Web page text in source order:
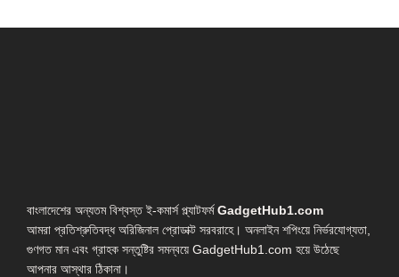
বাংলাদেশের অন্যতম বিশ্বস্ত ই-কমার্স প্ল্যাটফর্মGadgetHub1.com
আমরা প্রতিশ্রুতিবদ্ধ অরিজিনাল প্রোডাক্ট সরবরাহে। অনলাইন শপিংয়ে নির্ভরযোগ্যতা,
গুণগত মান এবং গ্রাহক সন্তুষ্টির সমন্বয়ে GadgetHub1.com হয়ে উঠেছে
আপনার আস্থার ঠিকানা।